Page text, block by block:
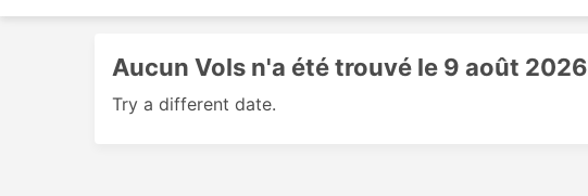
Aucun Vols n'a été trouvé le 9 août 2026
Try a different date.